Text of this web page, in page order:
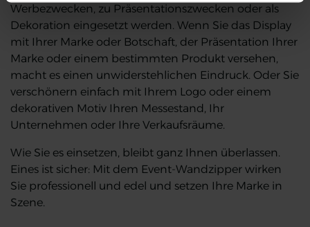
Werbezwecken, zu Präsentationszwecken oder als
Dekoration eingesetzt werden. Wenn Sie das Display
mit Ihrer Marke oder Botschaft, der Präsentation Ihrer
Marke oder einem bestimmten Produkt versehen,
macht es einen unwiderstehlichen Eindruck. Oder Sie
verschönern einfach mit Ihrem Logo oder einem
dekorativen Motiv Ihren Messestand, Ihr
Unternehmen oder Ihre Verkaufsräume.
Wie Sie es einsetzen, bleibt ganz Ihnen überlassen.
Eines ist sicher: Mit dem Event-Wandzipper wirken
Sie professionell und edel und setzen Ihre Marke in
Szene.